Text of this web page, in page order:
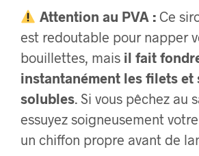
Attention au PVA :Ce
est redoutable pour napper
bouillettes, mais il fait
instantanément les filets et
solubles. Si vous pêchez au
essuyez soigneusement
un chiffon propre avant de